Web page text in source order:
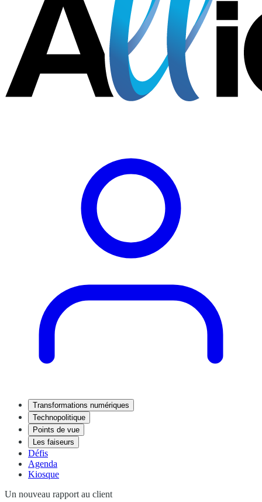
Transformations numériques
Technopolitique
Points de vue
Les faiseurs
Défis
Agenda
Kiosque
Un nouveau rapport au client